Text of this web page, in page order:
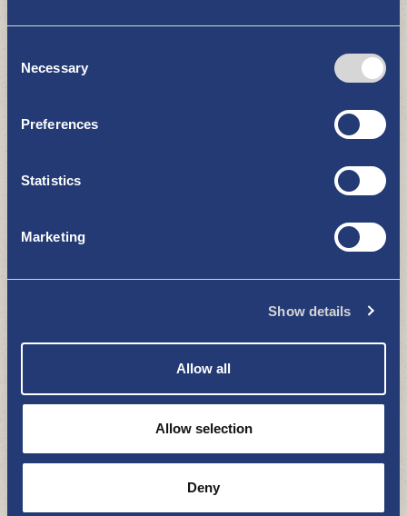
Selection
Necessary
Preferences
Statistics
Marketing
Show details
Allow all
Allow selection
Deny
ZU SEHEN UND ZU ERLEBEN
Ravintola Wiku